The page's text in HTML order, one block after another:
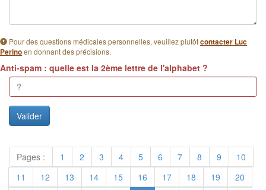
Pour des questions médicales personnelles, veuillez plutôtcontacter Luc
Perinoen donnant des précisions.
Anti-spam : quelle est la 2ème lettre de l'alphabet ?
Pages : 1 2 3 4 5 6 7 8 9
10
11
12 13 14 15 16 17 18 19
20